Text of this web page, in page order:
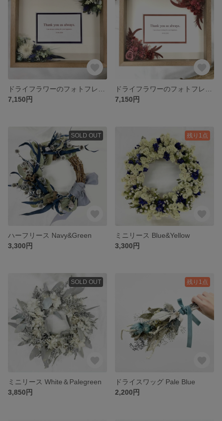
7,150円
7,150円
SOLD OUT
ハーフリース Navy&Green
3,300円
残り1点
ミニリース Blue&Yellow
3,300円
SOLD OUT
ミニリース White＆Palegreen
3,850円
残り1点
ドライスワッグ Pale Blue
2,200円